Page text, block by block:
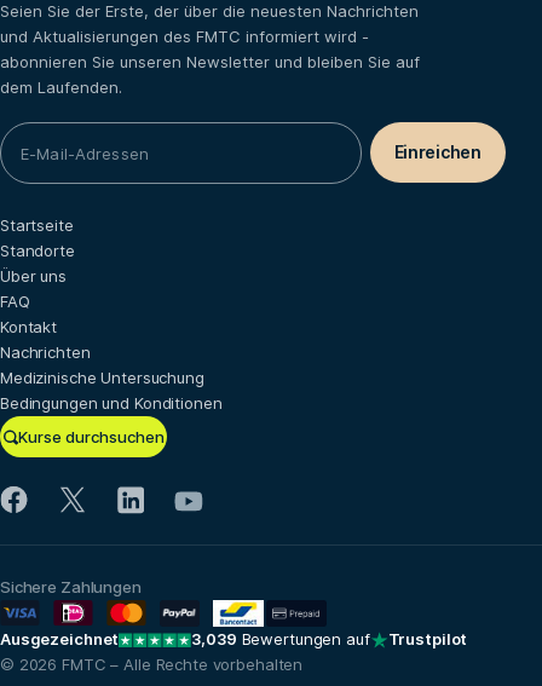
Seien Sie der Erste, der über die neuesten Nachrichten
und Aktualisierungen des FMTC informiert wird -
abonnieren Sie unseren Newsletter und bleiben Sie auf
dem Laufenden.
Kurse durchsuchen
Startseite
Standorte
Über uns
FAQ
Kontakt
Nachrichten
Medizinische Untersuchung
Bedingungen und Konditionen
© 2026 FMTC – Alle Rechte vorbehalten
Sichere Zahlungen
Ausgezeichnet 3,039 Bewertungen auf Trustpilot